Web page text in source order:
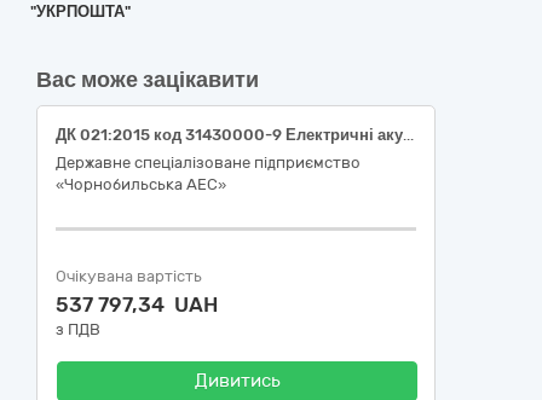
"УКРПОШТА"
Вас може зацікавити
ДК 021:2015 код 31430000-9 Електричні акумулятори (Свинцево-кислотні акумуляторні батареї)
Державне спеціалізоване підприємство
«Чорнобильська АЕС»
Очікувана вартість
537 797,34 UAH
з ПДВ
Дивитись